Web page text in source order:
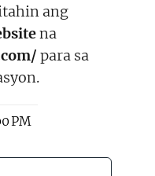
ang
na
para sa
PM